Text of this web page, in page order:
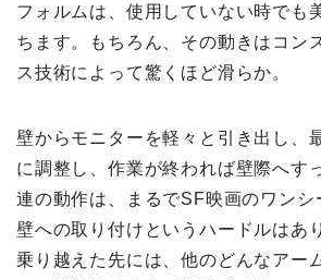
フォルムは、使用していない時でも
ちます。もちろん、その動きはコン
ス技術によって驚くほど滑らか。
壁からモニターを軽々と引き出し、
に調整し、作業が終われば壁際へす
連の動作は、まるでSF映画のワンシ
壁への取り付けというハードルはあ
乗り越えた先には、他のどんなアー